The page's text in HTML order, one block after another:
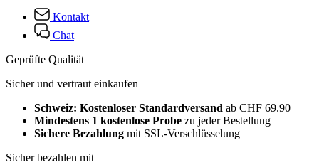
Kontakt
Chat
Geprüfte Qualität
Sicher und vertraut einkaufen
Schweiz: Kostenloser Standardversand ab CHF 69.90
Mindestens 1 kostenlose Probe zu jeder Bestellung
Sichere Bezahlung mit SSL-Verschlüsselung
Sicher bezahlen mit